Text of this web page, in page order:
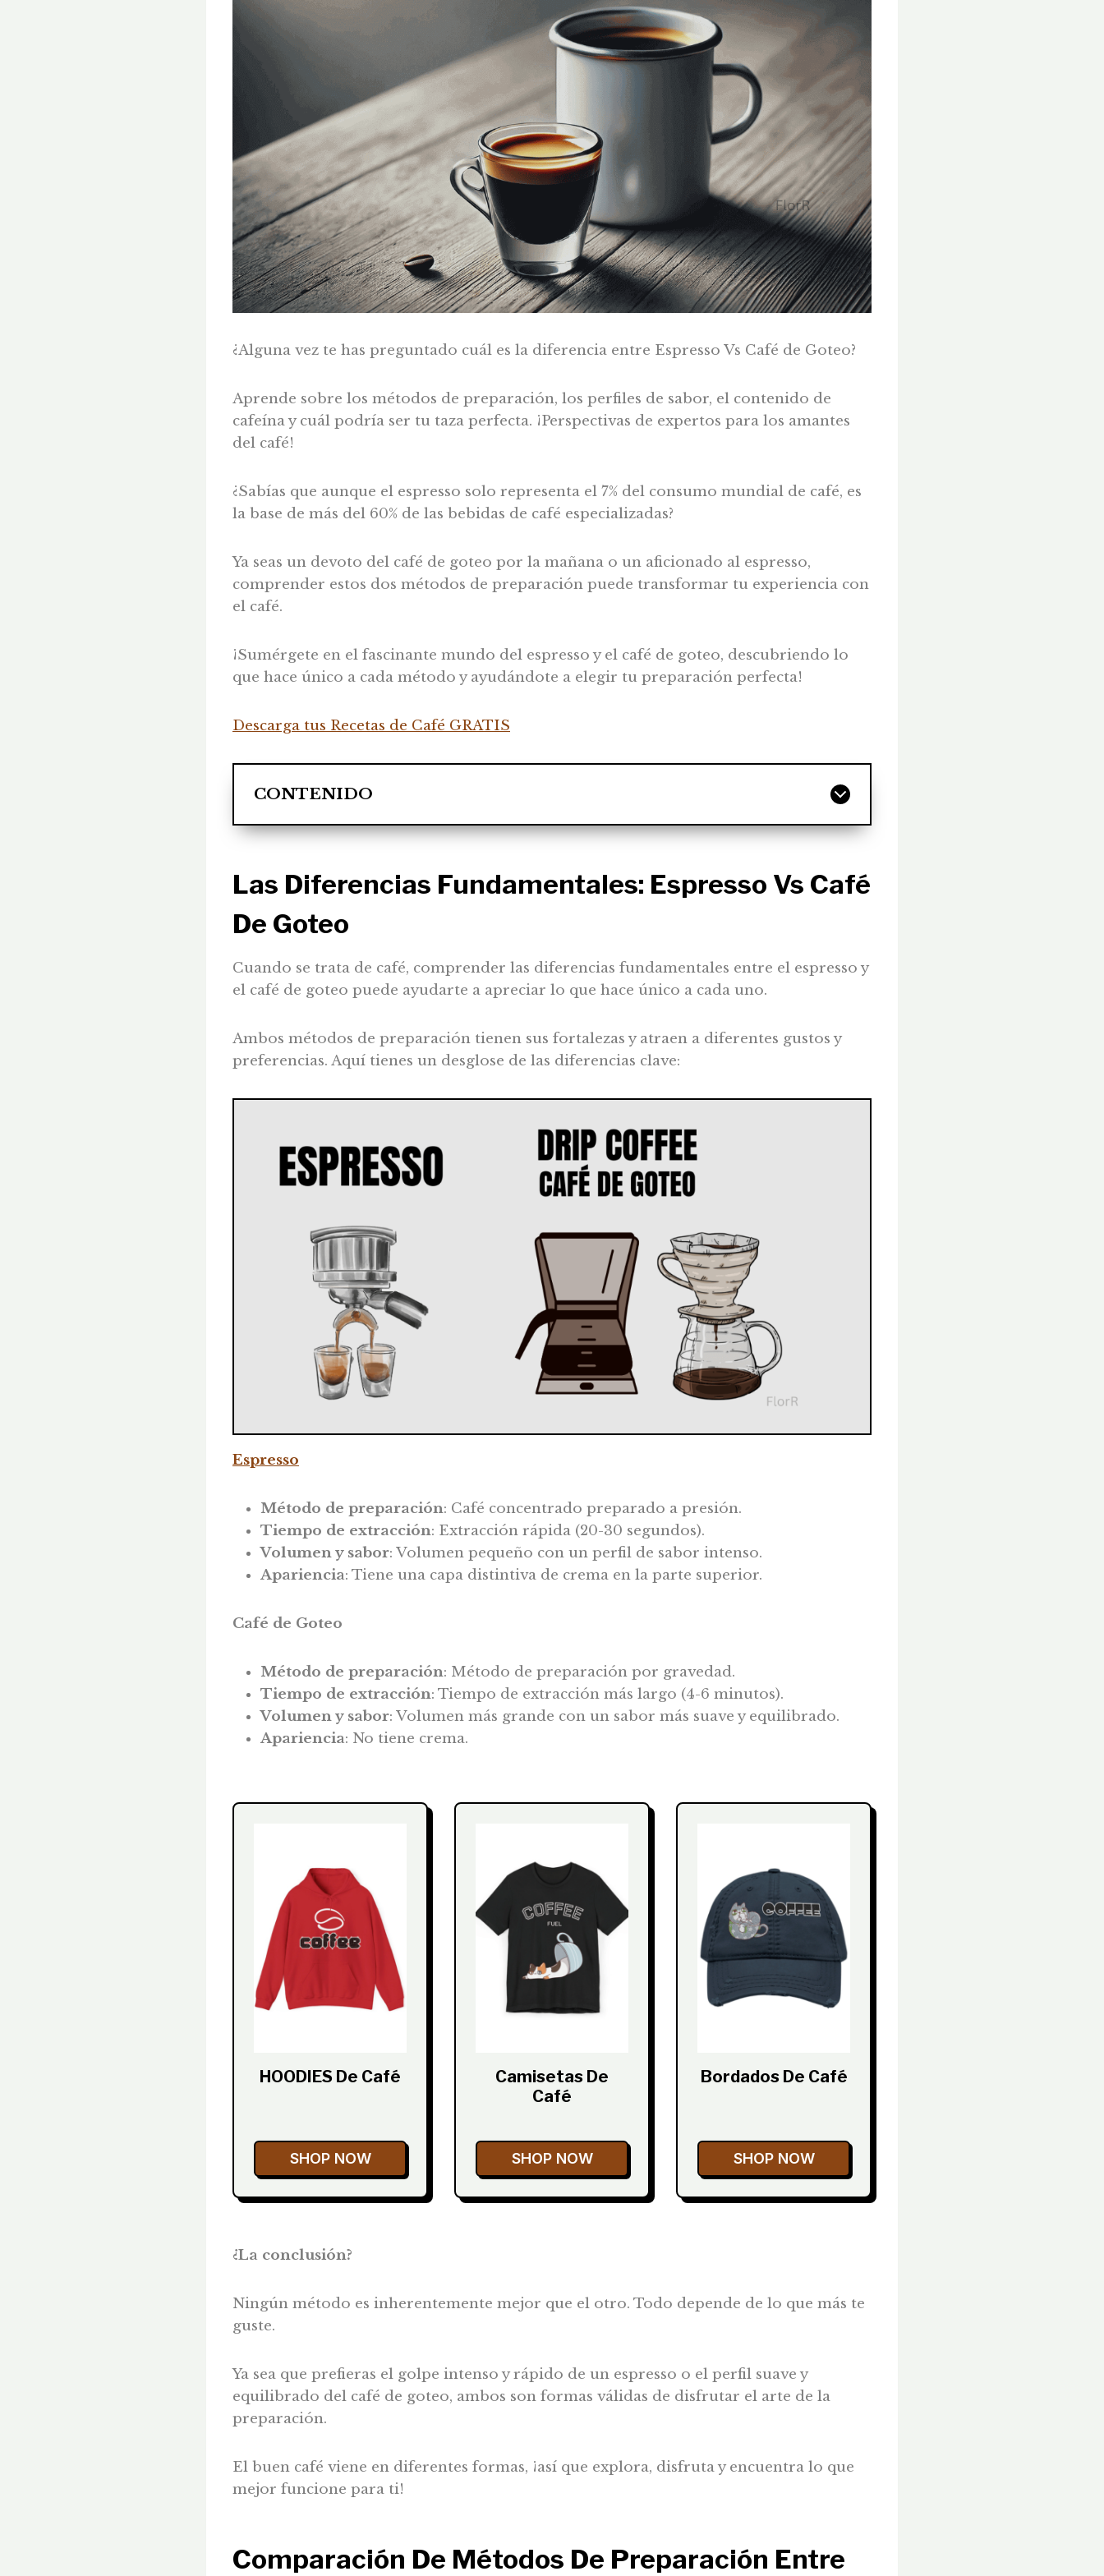
¿Alguna vez te has preguntado cuál es la diferencia entre Espresso Vs Café de Goteo?
Aprende sobre los métodos de preparación, los perfiles de sabor, el contenido de
cafeína y cuál podría ser tu taza perfecta. ¡Perspectivas de expertos para los amantes
del café!
¿Sabías que aunque el espresso solo representa el 7% del consumo mundial de café, es
la base de más del 60% de las bebidas de café especializadas?
Ya seas un devoto del café de goteo por la mañana o un aficionado al espresso,
comprender estos dos métodos de preparación puede transformar tu experiencia con
el café.
¡Sumérgete en el fascinante mundo del espresso y el café de goteo, descubriendo lo
que hace único a cada método y ayudándote a elegir tu preparación perfecta!
Descarga tus Recetas de Café GRATIS
CONTENIDO
Las Diferencias Fundamentales: Espresso Vs Café
De Goteo
Cuando se trata de café, comprender las diferencias fundamentales entre el espresso y
el café de goteo puede ayudarte a apreciar lo que hace único a cada uno.
Ambos métodos de preparación tienen sus fortalezas y atraen a diferentes gustos y
preferencias. Aquí tienes un desglose de las diferencias clave:
Espresso
Método de preparación: Café concentrado preparado a presión.
Tiempo de extracción: Extracción rápida (20-30 segundos).
Volumen y sabor: Volumen pequeño con un perfil de sabor intenso.
Apariencia: Tiene una capa distintiva de crema en la parte superior.
Café de Goteo
Método de preparación: Método de preparación por gravedad.
Tiempo de extracción: Tiempo de extracción más largo (4-6 minutos).
Volumen y sabor: Volumen más grande con un sabor más suave y equilibrado.
Apariencia: No tiene crema.
HOODIES De Café
SHOP NOW
Camisetas De
Café
SHOP NOW
Bordados De Café
SHOP NOW
¿La conclusión?
Ningún método es inherentemente mejor que el otro. Todo depende de lo que más te
guste.
Ya sea que prefieras el golpe intenso y rápido de un espresso o el perfil suave y
equilibrado del café de goteo, ambos son formas válidas de disfrutar el arte de la
preparación.
El buen café viene en diferentes formas, ¡así que explora, disfruta y encuentra lo que
mejor funcione para ti!
Comparación De Métodos De Preparación Entre